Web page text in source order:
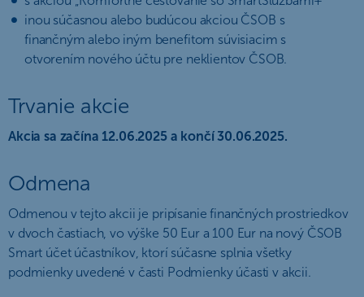
inou súčasnou alebo budúcou akciou ČSOB s
finančným alebo iným benefitom súvisiacim s
otvorením nového účtu pre neklientov ČSOB.
Trvanie akcie
Akcia sa začína 12.06.2025 a končí 30.06.2025.
Odmena
Odmenou v tejto akcii je pripísanie finančných prostriedkov
v dvoch častiach, vo výške 50 Eur a 100 Eur na nový ČSOB
Smart účet účastníkov, ktorí súčasne splnia všetky
podmienky uvedené v časti Podmienky účasti v akcii.